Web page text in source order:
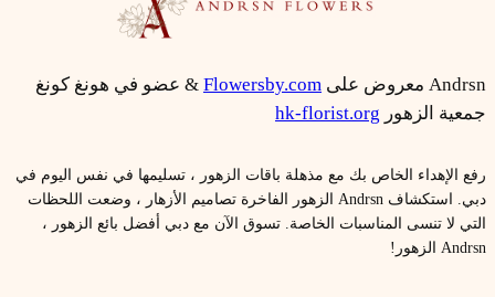
Andrsn معروض على Flowersby.com & عضو في هونغ كونغ
جمعية الزهور hk-florist.org
رفع الإهداء الخاص بك مع مذهلة باقات الزهور ، تسليمها في نفس اليوم في
دبي. استكشاف Andrsn الزهور الفاخرة تصاميم الأزهار ، وضعت اللحظات
التي لا تنسى المناسبات الخاصة. تسوق الآن مع دبي أفضل بائع الزهور ،
Andrsn الزهور!